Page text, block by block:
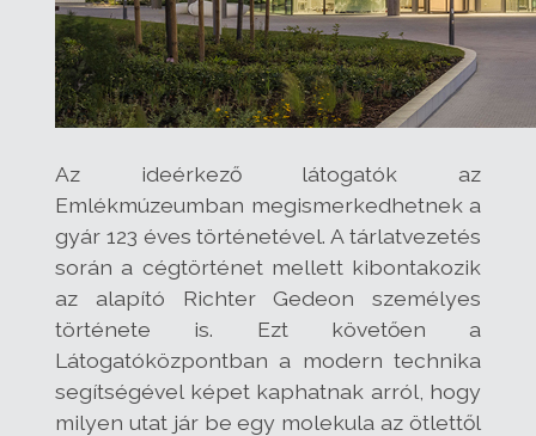
Az ideérkező látogatók az
Emlékmúzeumban megismerkedhetnek a
gyár 123 éves történetével. A tárlatvezetés
során a cégtörténet mellett kibontakozik
az alapító Richter Gedeon személyes
története is. Ezt követően a
Látogatóközpontban a modern technika
segítségével képet kaphatnak arról, hogy
milyen utat jár be egy molekula az ötlettől